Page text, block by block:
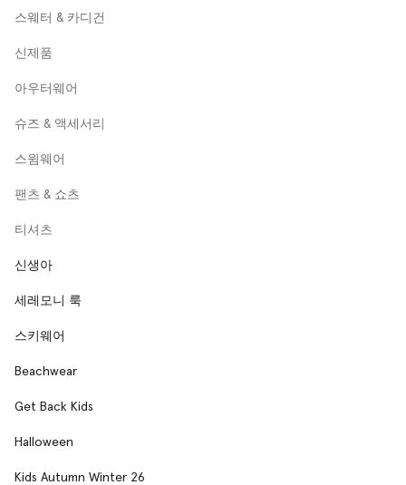
스웨터 & 카디건
신제품
아우터웨어
슈즈 & 액세서리
스윔웨어
팬츠 & 쇼츠
티셔츠
신생아
세레모니 룩
스키웨어
Beachwear
Get Back Kids
Halloween
Kids Autumn Winter 26